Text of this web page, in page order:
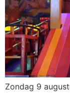
Zondag 9